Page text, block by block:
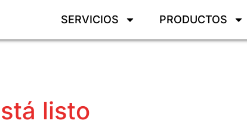
SERVICIOS PRODUCTOS
listo